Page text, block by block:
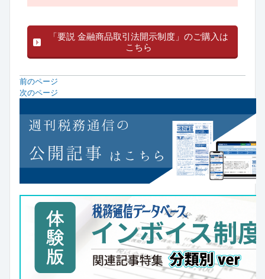
「要説 金融商品取引法開示制度」のご購入は
こちら
前のページ
次のページ